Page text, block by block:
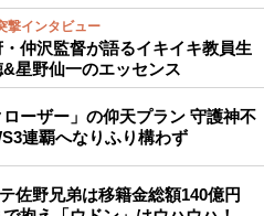
撃インタビュー
仲沢監督が語るイキイキ教員生
星野仙一のエッセンス
ーザー」の仰天プラン 守護神不
連覇へなりふり構わず
佐野兄弟は移籍金総額140億円